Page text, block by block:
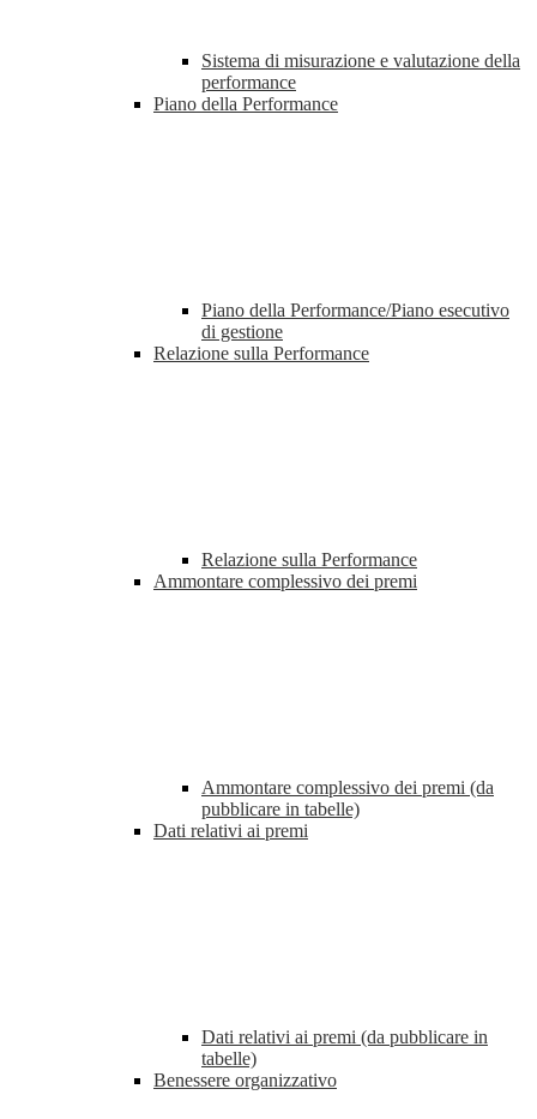
Sistema di misurazione e valutazione della
performance
Piano della Performance
Piano della Performance/Piano esecutivo
di gestione
Relazione sulla Performance
Relazione sulla Performance
Ammontare complessivo dei premi
Ammontare complessivo dei premi (da
pubblicare in tabelle)
Dati relativi ai premi
Dati relativi ai premi (da pubblicare in
tabelle)
Benessere organizzativo